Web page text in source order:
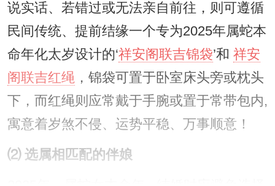
说实话、若错过或无法亲自前往，则可遵循
民间传统、提前结缘一个专为2025年属蛇本
命年化太岁设计的‘祥安阁联吉锦袋’和 祥安
阁联吉红绳，锦袋可置于卧室床头旁或枕头
下，而红绳则应常戴于手腕或置于常带包内,
寓意着岁煞不侵、运势平稳、万事顺意！
⑵ 选属相匹配的伴娘